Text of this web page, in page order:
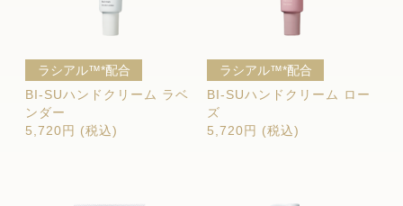
ラシアル™*配合
BI-SUハンドクリーム ラベ
ンダー
5,720円 (税込)
ラシアル™*配合
BI-SUハンドクリーム ロー
ズ
5,720円 (税込)